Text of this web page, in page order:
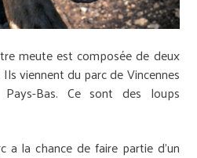
meute est composée de deux
viennent du parc de Vincennes
Bas. Ce sont des loups
a la chance de faire partie d’un